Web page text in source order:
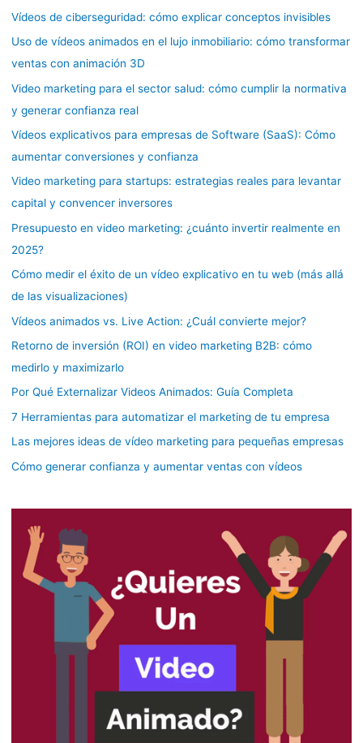
Vídeos de ciberseguridad: cómo explicar conceptos invisibles
Uso de vídeos animados en el lujo inmobiliario: cómo transformar
ventas con animación 3D
Video marketing para el sector salud: cómo cumplir la normativa
y generar confianza real
Vídeos explicativos para empresas de Software (SaaS): Cómo
aumentar conversiones y confianza
Video marketing para startups: estrategias reales para levantar
capital y convencer inversores
Presupuesto en video marketing: ¿cuánto invertir realmente en
2025?
Cómo medir el éxito de un vídeo explicativo en tu web (más allá
de las visualizaciones)
Vídeos animados vs. Live Action: ¿Cuál convierte mejor?
Retorno de inversión (ROI) en video marketing B2B: cómo
medirlo y maximizarlo
Por Qué Externalizar Videos Animados: Guía Completa
7 Herramientas para automatizar el marketing de tu empresa
Las mejores ideas de vídeo marketing para pequeñas empresas
Cómo generar confianza y aumentar ventas con vídeos